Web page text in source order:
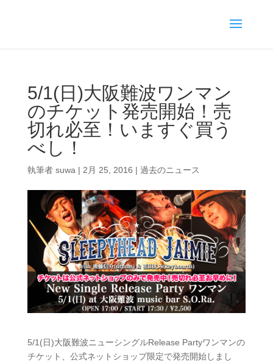
5/1(日)大阪難波ワンマン
のチケット発売開始！売
切れ必至！いますぐ買う
べし！
執筆者 suwa | 2月 25, 2016 | 過去のニュース
5/1(日)大阪難波ニューシングルRelease Partyワンマンの
チケット、公式ネットショップ限定で発売開始しまし